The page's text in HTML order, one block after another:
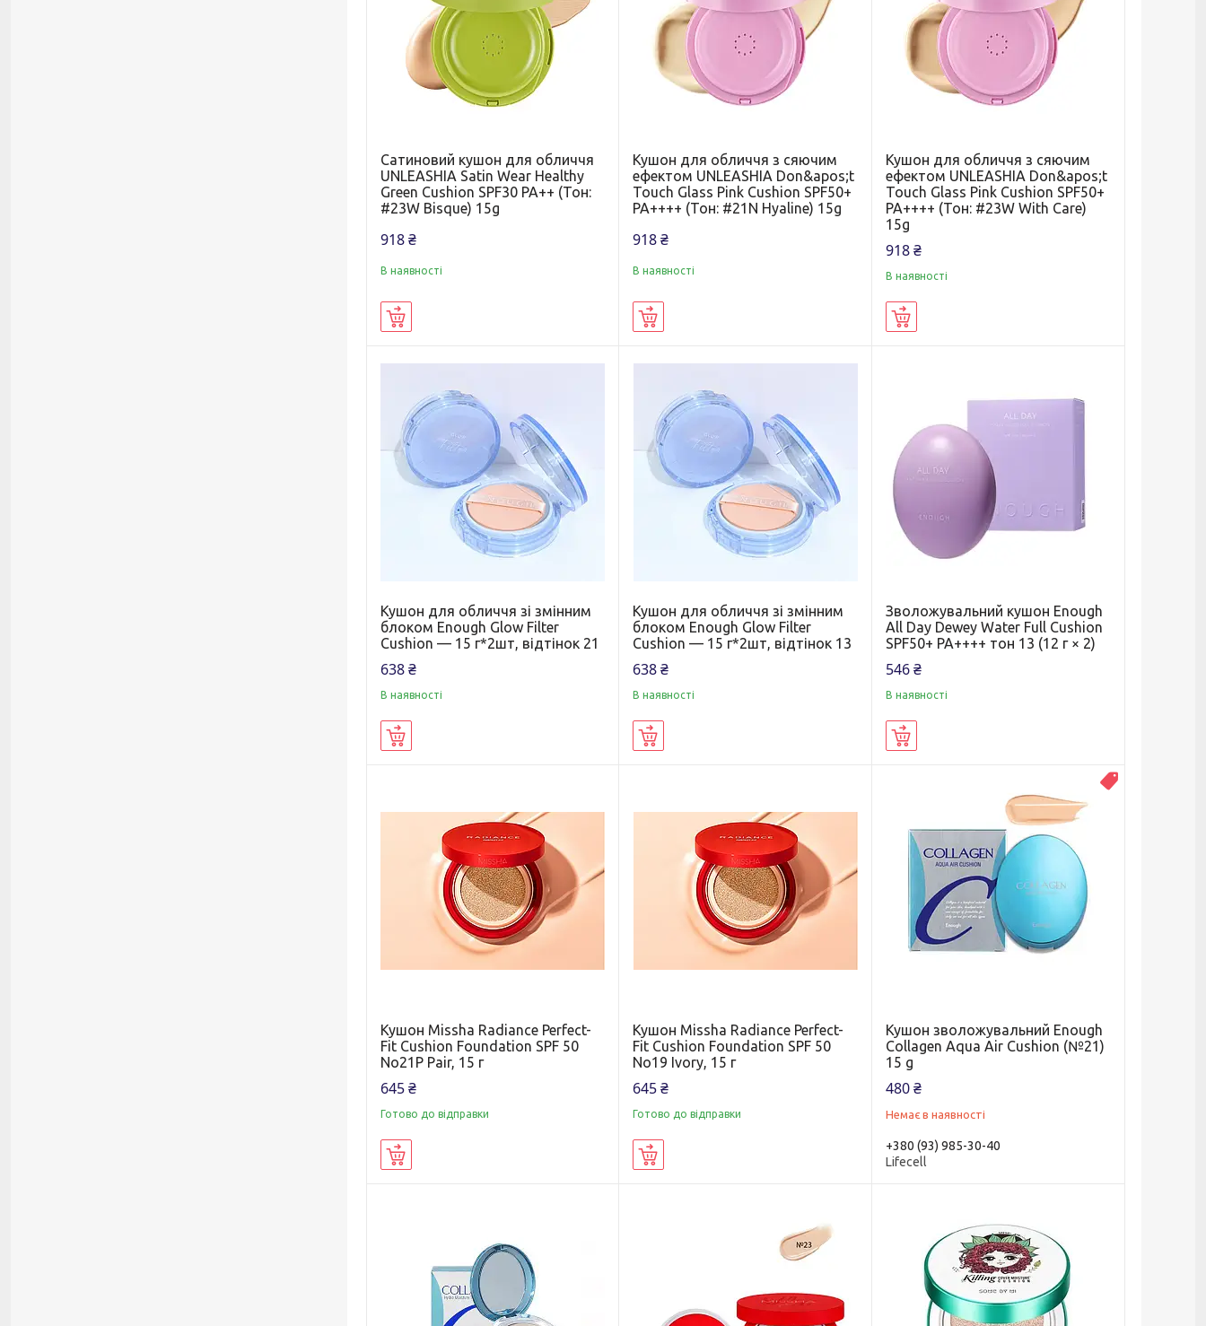
Сатиновий кушон для обличчя
UNLEASHIA Satin Wear Healthy
Green Cushion SPF30 PA++ (Тон:
#23W Bisque) 15g
918 ₴
В наявності
Кушон для обличчя з сяючим
ефектом UNLEASHIA Don&apos;t
Touch Glass Pink Cushion SPF50+
PA++++ (Тон: #21N Hyaline) 15g
918 ₴
В наявності
Кушон для обличчя з сяючим
ефектом UNLEASHIA Don&apos;t
Touch Glass Pink Cushion SPF50+
PA++++ (Тон: #23W With Care)
15g
918 ₴
В наявності
Кушон для обличчя зі змінним
блоком Enough Glow Filter
Cushion — 15 г*2шт, відтінок 21
638 ₴
В наявності
Кушон для обличчя зі змінним
блоком Enough Glow Filter
Cushion — 15 г*2шт, відтінок 13
638 ₴
В наявності
Зволожувальний кушон Enough
All Day Dewey Water Full Cushion
SPF50+ PA++++ тон 13 (12 г × 2)
546 ₴
В наявності
Кушон Missha Radiance Perfect-
Fit Cushion Foundation SPF 50
No21P Pair, 15 г
645 ₴
Готово до відправки
Кушон Missha Radiance Perfect-
Fit Cushion Foundation SPF 50
No19 Ivory, 15 г
645 ₴
Готово до відправки
Кушон зволожувальний Enough
Collagen Aqua Air Cushion (№21)
15 g
480 ₴
Немає в наявності
+380 (93) 985-30-40
Lifecell